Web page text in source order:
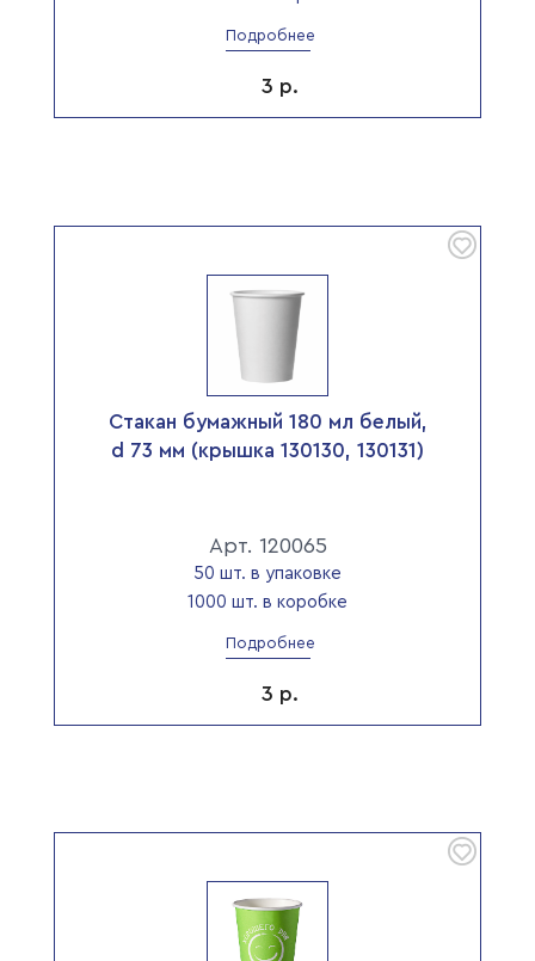
Подробнее
3 р.
Стакан бумажный 180 мл белый,
d 73 мм (крышка 130130, 130131)
Арт. 120065
50 шт. в упаковке
1000 шт. в коробке
Подробнее
3 р.